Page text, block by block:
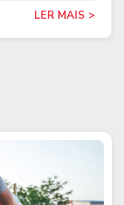
LER MAIS >